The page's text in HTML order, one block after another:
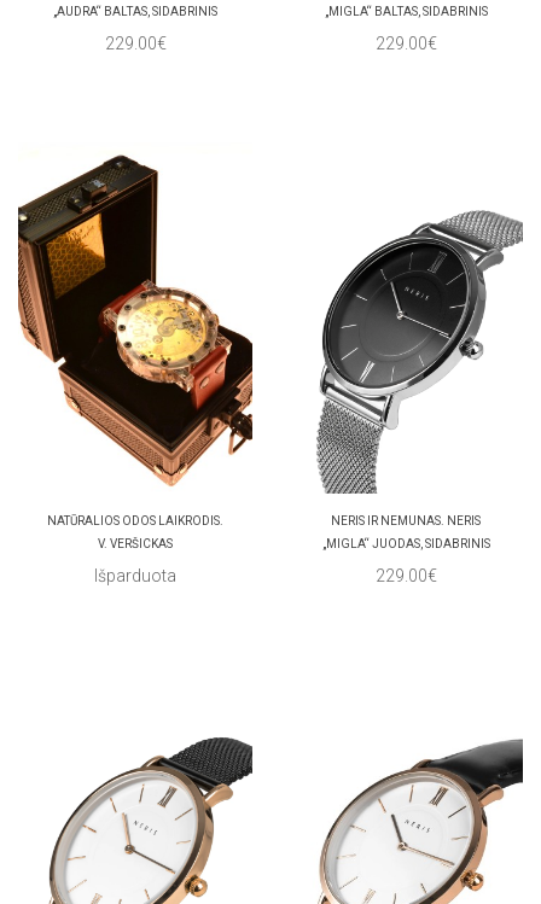
„AUDRA“ BALTAS, SIDABRINIS
229.00€
„MIGLA“ BALTAS, SIDABRINIS
229.00€
NATŪRALIOS ODOS LAIKRODIS.
V. VERŠICKAS
Išparduota
NERIS IR NEMUNAS. NERIS
„MIGLA“ JUODAS, SIDABRINIS
229.00€